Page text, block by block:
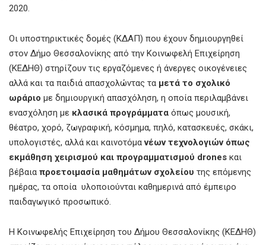
2020.
Οι υποστηρικτικές δομές (ΚΔΑΠ) που έχουν δημιουργηθεί
στον Δήμο Θεσσαλονίκης από την Κοινωφελή Επιχείρηση
(ΚΕΔΗΘ) στηρίζουν τις εργαζόμενες ή άνεργες οικογένειες
αλλά και τα παιδιά απασχολώντας τα μετά το σχολικό
ωράριο με δημιουργική απασχόληση, η οποία περιλαμβάνει
ενασχόληση με κλασικά προγράμματα όπως μουσική,
θέατρο, χορό, ζωγραφική, κόσμημα, πηλό, κατασκευές, σκάκι,
υπολογιστές, αλλά και καινοτόμανέων τεχνολογιών όπως
εκμάθηση χειρισμού και προγραμματισμού drones και
βέβαια προετοιμασία μαθημάτων σχολείου της επόμενης
ημέρας, τα οποία υλοποιούνται καθημερινά από έμπειρο
παιδαγωγικό προσωπικό.
Η Κοινωφελής Επιχείρηση του Δήμου Θεσσαλονίκης (ΚΕΔΗΘ)